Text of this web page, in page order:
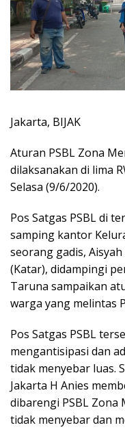
Jakarta, BIJAK
Aturan PSBL Zona
dilaksanakan di lima
Selasa (9/6/2020).
Pos Satgas PSBL di
samping kantor
seorang gadis,
(Katar), didampingi
Taruna sampaikan
warga yang melintas
Pos Satgas PSBL
mengantisipasi dan
tidak menyebar luas.
Jakarta H Anies
dibarengi PSBL Zona
tidak menyebar dan